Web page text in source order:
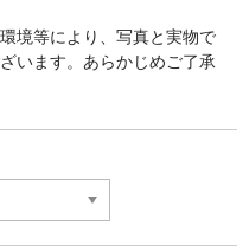
境等により、写真と実物で
います。あらかじめご了承